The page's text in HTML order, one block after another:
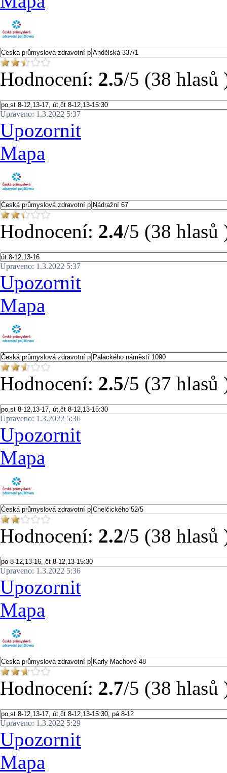
Hodnocení: 2.5/5 (38 hlasů
Upraveno: 1.3.2022 5:37
Upozornit
Mapa
Hodnocení: 2.4/5 (38 hlasů
Upraveno: 1.3.2022 5:37
Upozornit
Mapa
Hodnocení: 2.5/5 (37 hlasů
Upraveno: 1.3.2022 5:36
Upozornit
Mapa
Hodnocení: 2.2/5 (38 hlasů
Upraveno: 1.3.2022 5:36
Upozornit
Mapa
Hodnocení: 2.7/5 (38 hlasů
Upraveno: 1.3.2022 5:29
Upozornit
Mapa